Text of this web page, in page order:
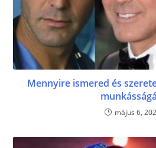
Mennyire ismered és
május 6,